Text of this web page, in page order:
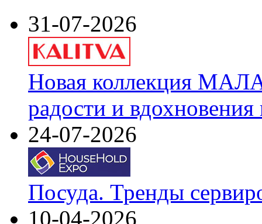
31-07-2026
Новая коллекция
радости и
24-07-2026
Посуда. Тренды
10-04-2026